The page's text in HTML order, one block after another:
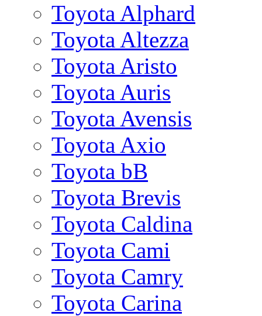
Toyota Alphard
Toyota Altezza
Toyota Aristo
Toyota Auris
Toyota Avensis
Toyota Axio
Toyota bB
Toyota Brevis
Toyota Caldina
Toyota Cami
Toyota Camry
Toyota Carina